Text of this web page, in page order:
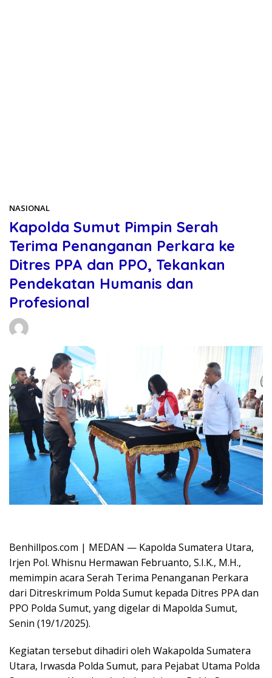
NASIONAL
Kapolda Sumut Pimpin Serah
Terima Penanganan Perkara ke
Ditres PPA dan PPO, Tekankan
Pendekatan Humanis dan
Profesional
Benhillpos.com | MEDAN — Kapolda Sumatera Utara,
Irjen Pol. Whisnu Hermawan Februanto, S.I.K., M.H.,
memimpin acara Serah Terima Penanganan Perkara
dari Ditreskrimum Polda Sumut kepada Ditres PPA dan
PPO Polda Sumut, yang digelar di Mapolda Sumut,
Senin (19/1/2025).
Kegiatan tersebut dihadiri oleh Wakapolda Sumatera
Utara, Irwasda Polda Sumut, para Pejabat Utama Polda